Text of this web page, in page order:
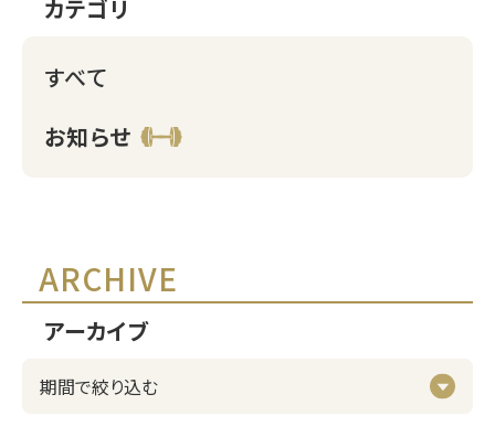
送
カテゴリ
すべて
お知らせ
アーカイブ
ARCHIVE